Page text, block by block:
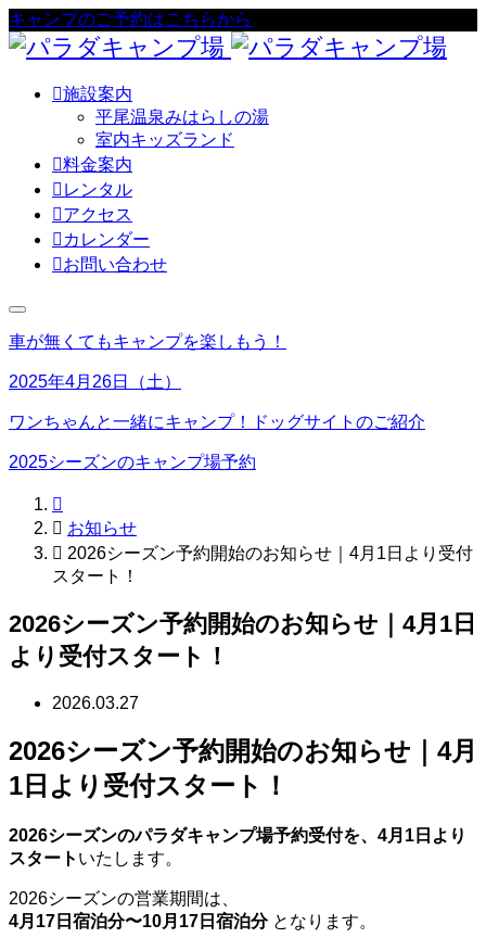
キャンプのご予約はこちらから
施設案内
平尾温泉みはらしの湯
室内キッズランド
料金案内
 レンタル
アクセス
 カレンダー
お問い合わせ
車が無くてもキャンプを楽しもう！
2025年4月26日（土）
ワンちゃんと一緒にキャンプ！ドッグサイトのご紹介
2025シーズンのキャンプ場予約

 お知らせ
 2026シーズン予約開始のお知らせ｜4月1日より受付
スタート！
2026シーズン予約開始のお知らせ｜4月1日
より受付スタート！
2026.03.27
2026シーズン予約開始のお知らせ｜4月
1日より受付スタート！
2026シーズンのパラダキャンプ場予約受付を、4月1日より
スタート いたします。
2026シーズンの営業期間は、
4月17日宿泊分〜10月17日宿泊分となります。